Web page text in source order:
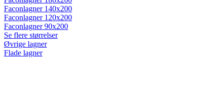
Faconlagner 140x200
Faconlagner 120x200
Faconlagner 90x200
Se flere størrelser
Øvrige lagner
Flade lagner